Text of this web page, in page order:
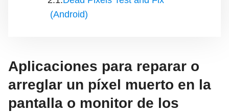
(Android)
Aplicaciones para reparar o
arreglar un píxel muerto en la
pantalla o monitor de los